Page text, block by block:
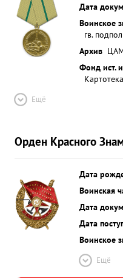
Дата
Воинское
гв.
Архив
Фонд ист.
Ещё
Орден Красного
Дата
Воинская
Дата
Дата
Воинское
Ещё